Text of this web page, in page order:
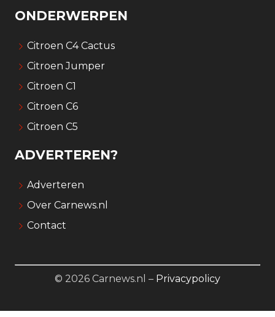
ONDERWERPEN
Citroen C4 Cactus
Citroen Jumper
Citroen C1
Citroen C6
Citroen C5
ADVERTEREN?
Adverteren
Over Carnews.nl
Contact
© 2026 Carnews.nl – Privacypolicy